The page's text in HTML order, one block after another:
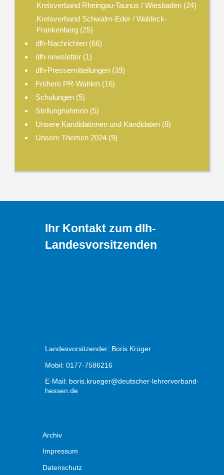
Kreisverband Rheingau-Taunus / Wiesbaden(24)
Kreisverband Schwalm-Eder / Waldeck-
Frankenberg(25)
dlh-Nachrichten (66)
dlh-newsletter (1)
dlh-Pressemitteilungen (39)
Frühere PR-Wahlen (16)
Schulungen (5)
Stellungnahmen (5)
Unsere Kandidatinnen und Kandidaten (8)
Unsere Themen 2024 (9)
Ihr Kontakt zum dlh-
Landesvorsitzenden
Landesvorsitzender: Boris Krüger
Mobil: 0177-7586216
E-Mail: boris.krueger@deutscher-lehrerverband-
hessen.de
Archiv
Impressum
Datenschutz